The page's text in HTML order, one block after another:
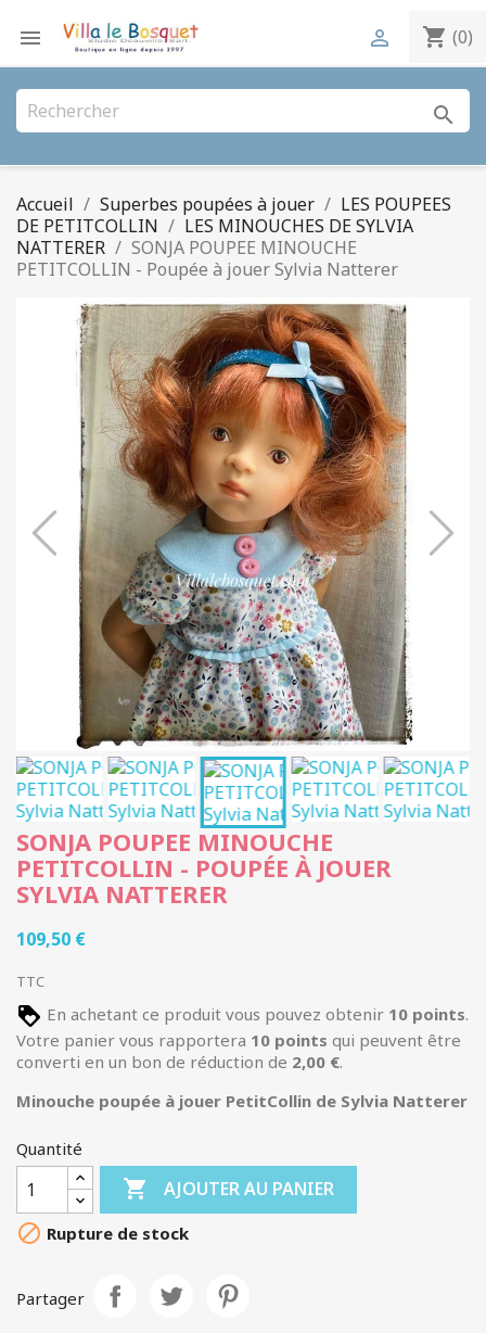
 shopping_cart (0)

search
Accueil Superbes poupées à jouer
LES POUPEES
DE PETITCOLLIN
LES MINOUCHES DE SYLVIA
NATTERER
SONJA POUPEE MINOUCHE
PETITCOLLIN - Poupée à jouer Sylvia Natterer
SONJA POUPEE MINOUCHE
PETITCOLLIN - POUPÉE À JOUER
SYLVIA NATTERER
109,50 €
TTC
En achetant ce produit vous pouvez obtenir 10 points.
Votre panier vous rapportera 10 points qui peuvent être
converti en un bon de réduction de 2,00 €.
Minouche poupée à jouer PetitCollin de Sylvia Natterer
Quantité
 AJOUTER AU PANIER
 Rupture de stock
Partager